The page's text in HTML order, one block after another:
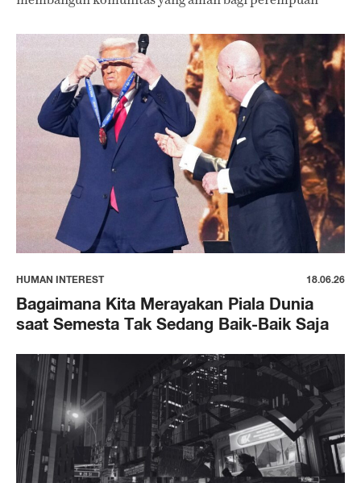
HUMAN INTEREST 18.06.26
Bagaimana Kita Merayakan Piala Dunia
saat Semesta Tak Sedang Baik-Baik Saja